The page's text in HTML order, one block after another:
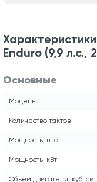
Enduro (9,9 л.с.,
Основные
Модель
Количество тактов
Мощность, л. с.
Мощность, кВт
Объём двигателя, куб. см